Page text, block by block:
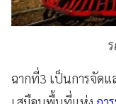
ฉากที่3 เป็นการจัด